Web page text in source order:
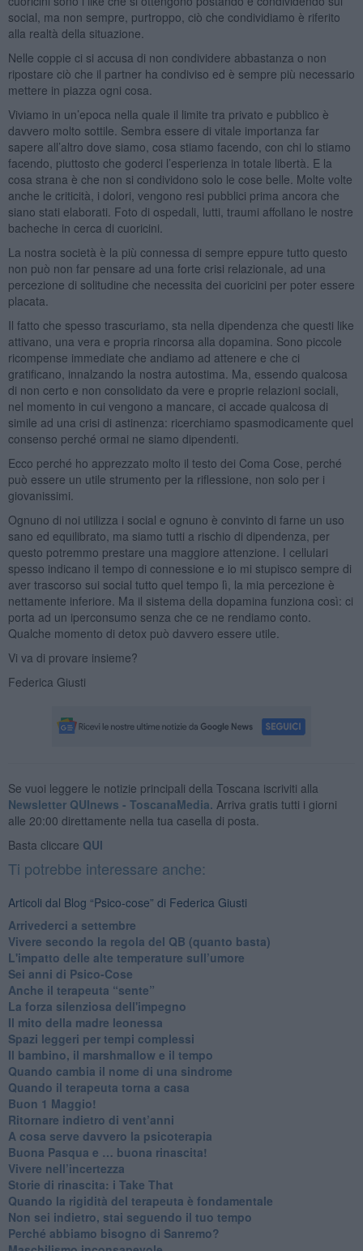
social, ma non sempre, purtroppo, ciò che condividiamo è riferito
alla realtà della situazione.
Nelle coppie ci si accusa di non condividere abbastanza o non
ripostare ciò che il partner ha condiviso ed è sempre più necessario
mettere in piazza ogni cosa.
Viviamo in un’epoca nella quale il limite tra privato e pubblico è
davvero molto sottile. Sembra essere di vitale importanza far
sapere all’altro dove siamo, cosa stiamo facendo, con chi lo stiamo
facendo, piuttosto che goderci l’esperienza in totale libertà. E la
cosa strana è che non si condividono solo le cose belle. Molte volte
anche le criticità, i dolori, vengono resi pubblici prima ancora che
siano stati elaborati. Foto di ospedali, lutti, traumi affollano le nostre
bacheche in cerca di cuoricini.
La nostra società è la più connessa di sempre eppure tutto questo
non può non far pensare ad una forte crisi relazionale, ad una
percezione di solitudine che necessita dei cuoricini per poter essere
placata.
Il fatto che spesso trascuriamo, sta nella dipendenza che questi like
attivano, una vera e propria rincorsa alla dopamina. Sono piccole
ricompense immediate che andiamo ad attenere e che ci
gratificano, innalzando la nostra autostima. Ma, essendo qualcosa
di non certo e non consolidato da vere e proprie relazioni sociali,
nel momento in cui vengono a mancare, ci accade qualcosa di
simile ad una crisi di astinenza: ricerchiamo spasmodicamente quel
consenso perché ormai ne siamo dipendenti.
Ecco perché ho apprezzato molto il testo dei Coma Cose, perché
può essere un utile strumento per la riflessione, non solo per i
giovanissimi.
Ognuno di noi utilizza i social e ognuno è convinto di farne un uso
sano ed equilibrato, ma siamo tutti a rischio di dipendenza, per
questo potremmo prestare una maggiore attenzione. I cellulari
spesso indicano il tempo di connessione e io mi stupisco sempre di
aver trascorso sui social tutto quel tempo lì, la mia percezione è
nettamente inferiore. Ma il sistema della dopamina funziona così: ci
porta ad un iperconsumo senza che ce ne rendiamo conto.
Qualche momento di detox può davvero essere utile.
Vi va di provare insieme?
Federica Giusti
Se vuoi leggere le notizie principali della Toscana iscriviti alla
Newsletter QUInews - ToscanaMedia. Arriva gratis tutti i giorni
alle 20:00 direttamente nella tua casella di posta.
Basta cliccare QUI
Ti potrebbe interessare anche:
Articoli dal Blog “Psico-cose” di Federica Giusti
​Arrivederci a settembre
​Vivere secondo la regola del QB (quanto basta)
​L'impatto delle alte temperature sull’umore
Sei anni di Psico-Cose
​Anche il terapeuta “sente”
​La forza silenziosa dell'impegno
​Il mito della madre leonessa
Spazi leggeri per tempi complessi
Il bambino, il marshmallow e il tempo
​Quando cambia il nome di una sindrome
​Quando il terapeuta torna a casa
​Buon 1 Maggio!
Ritornare indietro di vent’anni
​A cosa serve davvero la psicoterapia
​Buona Pasqua e … buona rinascita!
​Vivere nell’incertezza
​Storie di rinascita: i Take That
​Quando la rigidità del terapeuta è fondamentale
​Non sei indietro, stai seguendo il tuo tempo
​Perché abbiamo bisogno di Sanremo?